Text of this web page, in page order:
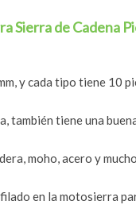
Sierra de Cadena
y cada tipo tiene 10
también tiene una
moho, acero y
en la motosierra